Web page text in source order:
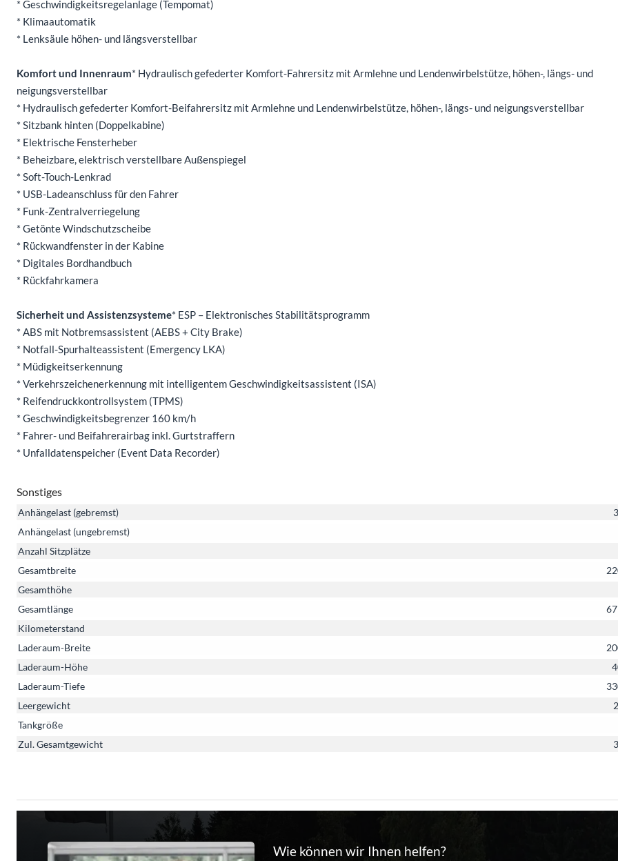
* Geschwindigkeitsregelanlage (Tempomat)
* Klimaautomatik
* Lenksäule höhen- und längsverstellbar
Komfort und Innenraum* Hydraulisch gefederter Komfort-Fahrersitz mit Armlehne und Lendenwirbelstütze, höhen-, längs- und
neigungsverstellbar
* Hydraulisch gefederter Komfort-Beifahrersitz mit Armlehne und Lendenwirbelstütze, höhen-, längs- und neigungsverstellbar
* Sitzbank hinten (Doppelkabine)
* Elektrische Fensterheber
* Beheizbare, elektrisch verstellbare Außenspiegel
* Soft-Touch-Lenkrad
* USB-Ladeanschluss für den Fahrer
* Funk-Zentralverriegelung
* Getönte Windschutzscheibe
* Rückwandfenster in der Kabine
* Digitales Bordhandbuch
* Rückfahrkamera
Sicherheit und Assistenzsysteme* ESP – Elektronisches Stabilitätsprogramm
* ABS mit Notbremsassistent (AEBS + City Brake)
* Notfall-Spurhalteassistent (Emergency LKA)
* Müdigkeitserkennung
* Verkehrszeichenerkennung mit intelligentem Geschwindigkeitsassistent (ISA)
* Reifendruckkontrollsystem (TPMS)
* Geschwindigkeitsbegrenzer 160 km/h
* Fahrer- und Beifahrerairbag inkl. Gurtstraffern
* Unfalldatenspeicher (Event Data Recorder)
Sonstiges
Anhängelast (gebremst)
Anhängelast (ungebremst)
Anzahl Sitzplätze
Gesamtbreite
Gesamthöhe
Gesamtlänge
Kilometerstand
Laderaum-Breite
Laderaum-Höhe
Laderaum-Tiefe
Leergewicht
Tankgröße
Zul. Gesamtgewicht
Wie können wir Ihnen helfen?